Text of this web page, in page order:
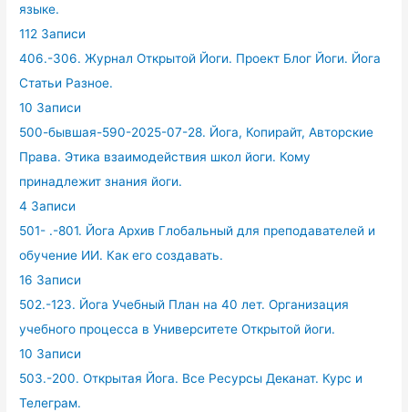
языке.
112 Записи
406.-306. Журнал Открытой Йоги. Проект Блог Йоги. Йога
Статьи Разное.
10 Записи
500-бывшая-590-2025-07-28. Йога, Копирайт, Авторские
Права. Этика взаимодействия школ йоги. Кому
принадлежит знания йоги.
4 Записи
501- .-801. Йога Архив Глобальный для преподавателей и
обучение ИИ. Как его создавать.
16 Записи
502.-123. Йога Учебный План на 40 лет. Организация
учебного процесса в Университете Открытой йоги.
10 Записи
503.-200. Открытая Йога. Все Ресурсы Деканат. Курс и
Телеграм.